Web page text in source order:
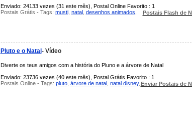
Enviado: 24133 vezes (31 este mês), Postal Online Favorito : 1
Postais Grátis - Tags: musti, natal, desenhos animados Postais Flash de
Pluto e o Natal - Vídeo
Diverte os teus amigos com a história do Pluno e a árvore de Natal
Enviado: 23736 vezes (40 este mês), Postal Grátis Favorito : 1
Postais Online - Tags: pluto, árvore de natal, natal disney, Enviar Postais de